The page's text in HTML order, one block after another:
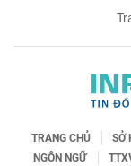
TRANG CHỦ SỞ
NGÔN NGỮ